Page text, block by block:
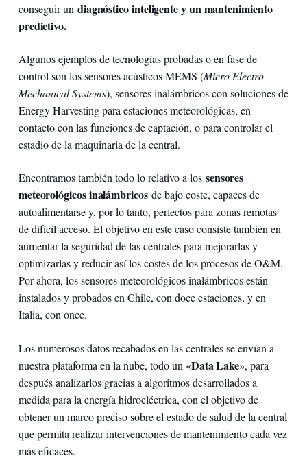
conseguir un diagnóstico inteligente y un mantenimiento
predictivo.
Algunos ejemplos de tecnologías probadas o en fase de
control son los sensores acústicos MEMS (Micro Electro
Mechanical Systems), sensores inalámbricos con soluciones de
Energy Harvesting para estaciones meteorológicas, en
contacto con las funciones de captación, o para controlar el
estadio de la maquinaria de la central.
Encontramos también todo lo relativo a los sensores
meteorológicos inalámbricosde bajo coste, capaces de
autoalimentarse y, por lo tanto, perfectos para zonas remotas
de difícil acceso. El objetivo en este caso consiste también en
aumentar la seguridad de las centrales para mejorarlas y
optimizarlas y reducir así los costes de los procesos de O&M.
Por ahora, los sensores meteorológicos inalámbricos están
instalados y probados en Chile, con doce estaciones, y en
Italia, con once.
Los numerosos datos recabados en las centrales se envían a
nuestra plataforma en la nube, todo un «Data Lake», para
después analizarlos gracias a algoritmos desarrollados a
medida para la energía hidroeléctrica, con el objetivo de
obtener un marco preciso sobre el estado de salud de la central
que permita realizar intervenciones de mantenimiento cada vez
más eficaces.